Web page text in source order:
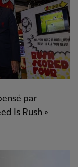
par
Is Rush »